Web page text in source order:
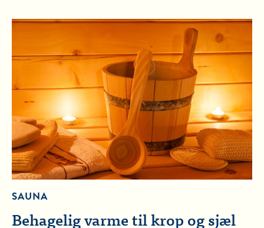
SAUNA
Behagelig varme til krop og sjæl